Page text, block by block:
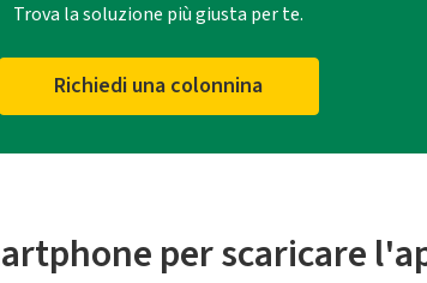
Trova la soluzione più giusta per te.
Richiedi una colonnina
per scaricare